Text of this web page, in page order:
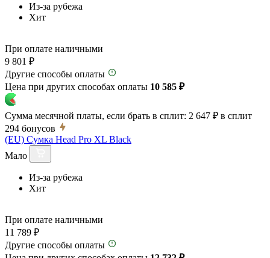
Из-за рубежа
Хит
При оплате наличными
9 801 ₽
Другие способы оплаты
Цена при других способах оплаты 10 585 ₽
Сумма месячной платы, если брать в сплит: 2 647 ₽ в сплит
294 бонусов
(EU) Сумка Head Pro XL Black
Мало
Из-за рубежа
Хит
При оплате наличными
11 789 ₽
Другие способы оплаты